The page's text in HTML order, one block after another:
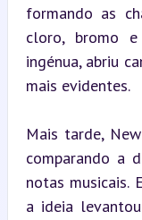
formando as
cloro, bromo e
ingénua, abriu
mais evidentes.
Mais tarde,
comparando a
notas musicais.
a ideia